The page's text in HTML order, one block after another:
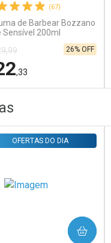
(67)
de Barbear Bozzano
Sensível 200ml
,33
26% OFF
Menos
OFERTAS DO DIA
COMPRAR